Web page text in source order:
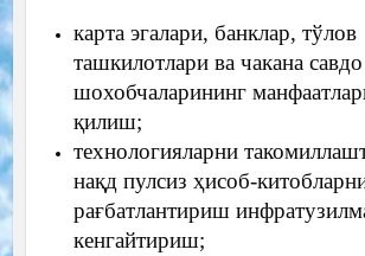
карта эгалари, банклар, тўлов
ташкилотлари ва чакана савдо
шохобчаларининг
қилиш;
технологияларни
нақд пулсиз ҳисоб-
рағбатлантириш
кенгайтириш;